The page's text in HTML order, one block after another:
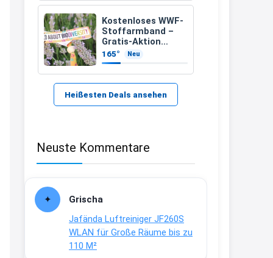
Kostenloses WWF-
Stoffarmband –
Gratis-Aktion
inklusive Versand
165° Neu
Heißesten Deals ansehen
Neuste Kommentare
Grischa
Jafända Luftreiniger JF260S
WLAN für Große Räume bis zu
110 M²
↩
Kerstin
Bei EDEKA
↩
29.07www.haribo.com/de-
↩
Joachim
Ab diesem Jahr gibt es keine